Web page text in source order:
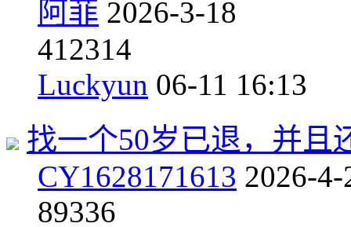
阿菲 2026-3-18
412314
Luckyun 06-11 16:13
找一个50岁已退，并且
CY1628171613 2026-4-
89336